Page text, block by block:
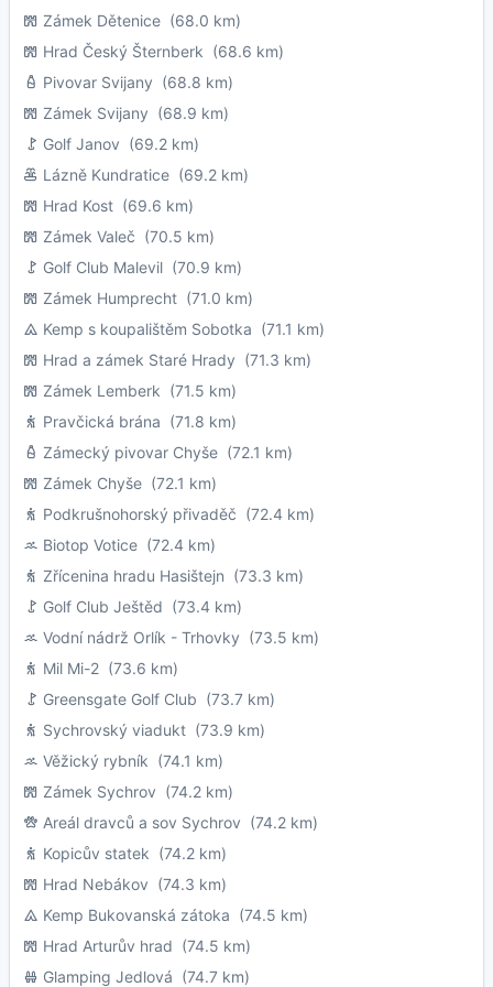
Zámek Dětenice (68.0 km)
Hrad Český Šternberk (68.6 km)
Pivovar Svijany (68.8 km)
Zámek Svijany (68.9 km)
Golf Janov (69.2 km)
Lázně Kundratice (69.2 km)
Hrad Kost (69.6 km)
Zámek Valeč (70.5 km)
Golf Club Malevil (70.9 km)
Zámek Humprecht (71.0 km)
Kemp s koupalištěm Sobotka (71.1 km)
Hrad a zámek Staré Hrady (71.3 km)
Zámek Lemberk (71.5 km)
Pravčická brána (71.8 km)
Zámecký pivovar Chyše (72.1 km)
Zámek Chyše (72.1 km)
Podkrušnohorský přivaděč (72.4 km)
Biotop Votice (72.4 km)
Zřícenina hradu Hasištejn (73.3 km)
Golf Club Ještěd (73.4 km)
Vodní nádrž Orlík - Trhovky (73.5 km)
Mil Mi-2 (73.6 km)
Greensgate Golf Club (73.7 km)
Sychrovský viadukt (73.9 km)
Věžický rybník (74.1 km)
Zámek Sychrov (74.2 km)
Areál dravců a sov Sychrov (74.2 km)
Kopicův statek (74.2 km)
Hrad Nebákov (74.3 km)
Kemp Bukovanská zátoka (74.5 km)
Hrad Arturův hrad (74.5 km)
Glamping Jedlová (74.7 km)